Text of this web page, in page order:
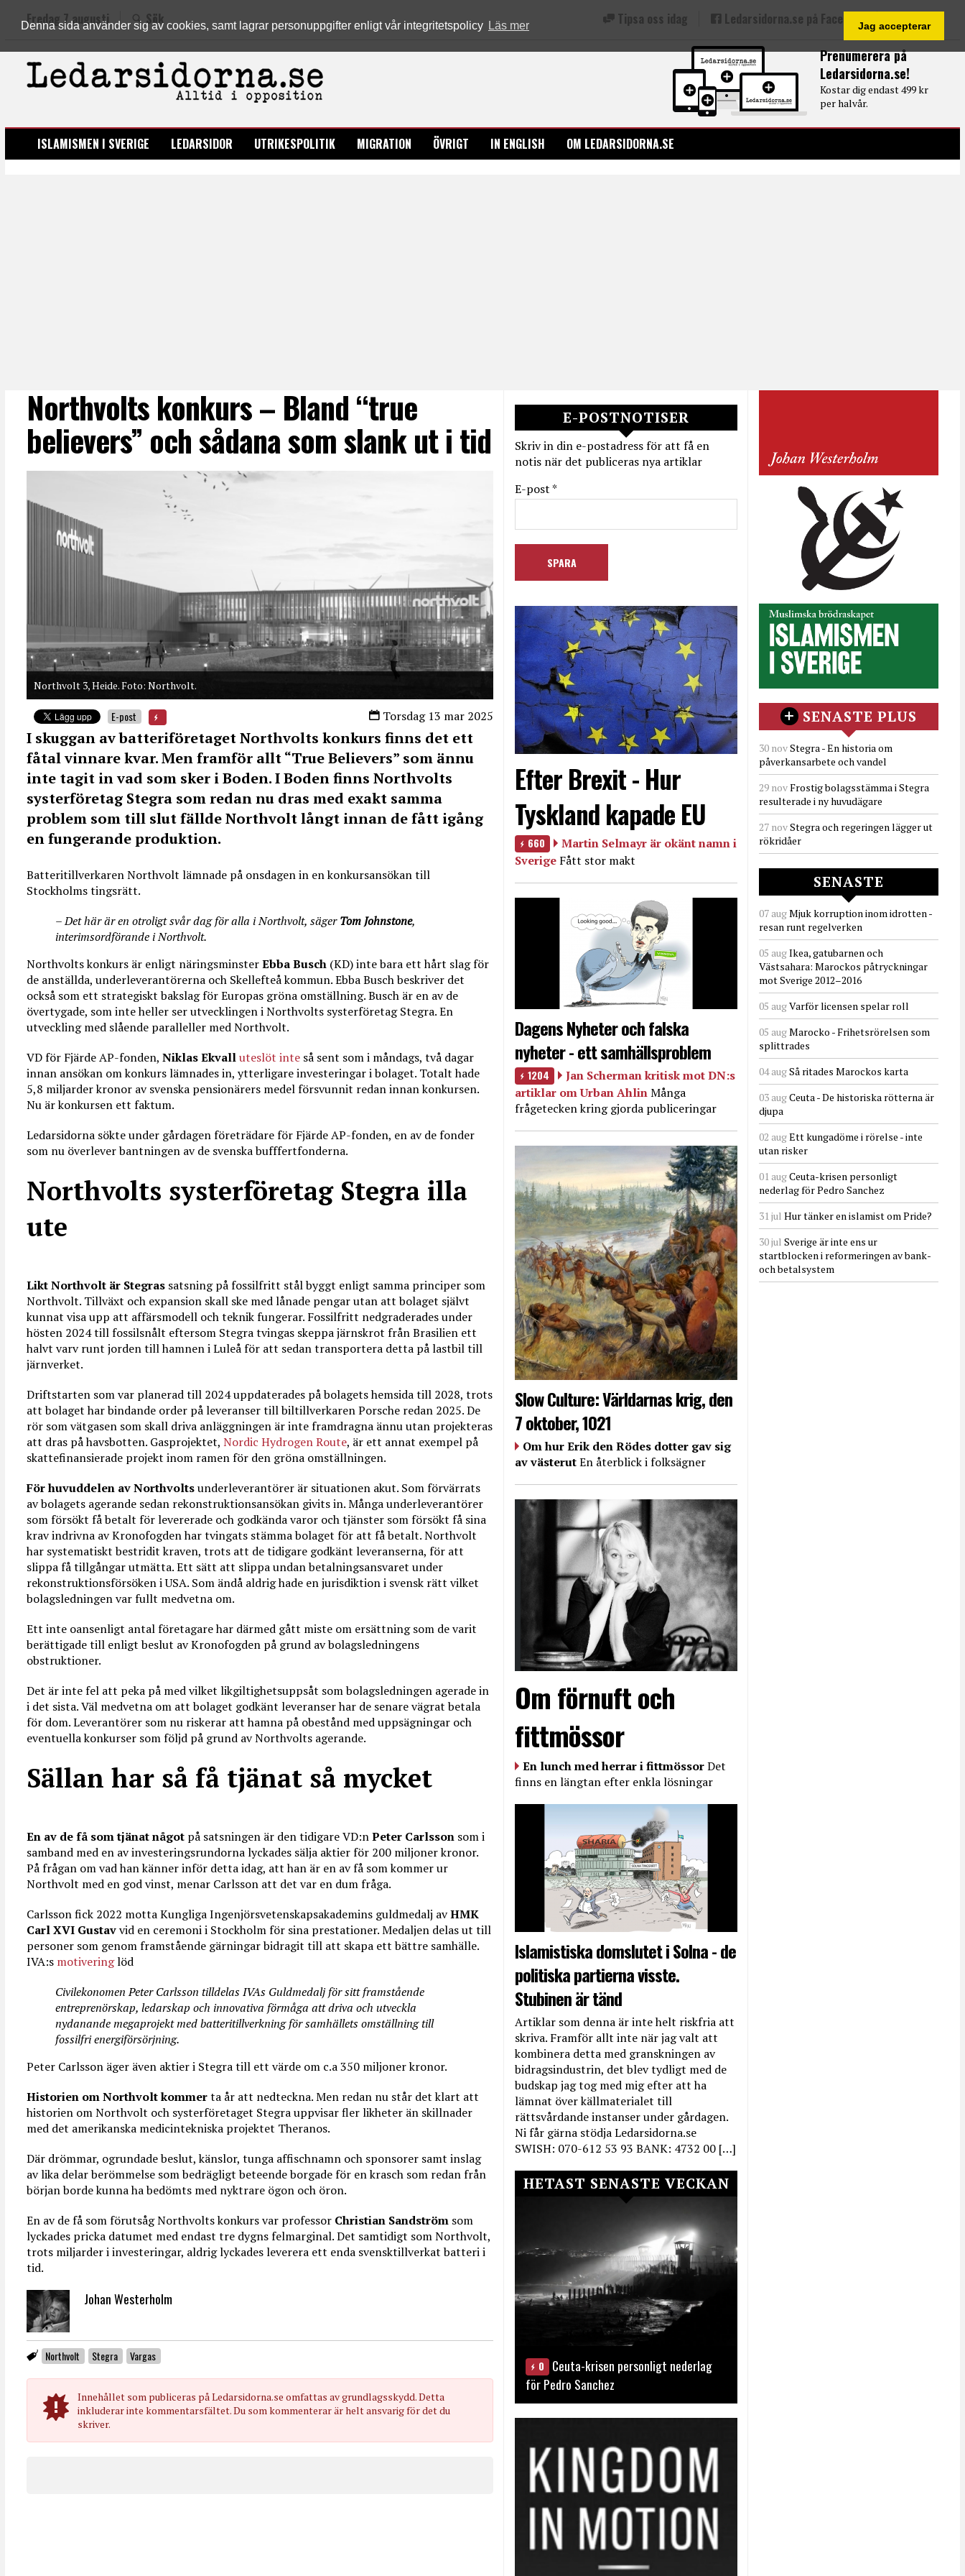
Denna sida använder sig av cookies, samt lagrar personuppgifter enligt vår integritetspolicy Läs mer Jag accepterar
Prenumerera på
Ledarsidorna.se!
Kostar dig endast 499 kr
per halvår.
Fredag 7 augusti Sök Tipsa oss idag Ledarsidorna.se på Facebook
LEDARSIDORNA.SE
ISLAMISMEN I SVERIGE LEDARSIDOR UTRIKESPOLITIK MIGRATION ÖVRIGT IN ENGLISH OM LEDARSIDORNA.SE
Northvolts konkurs – Bland “true
believers” och sådana som slank ut i tid
Northvolt 3, Heide. Foto: Northvolt.
Torsdag 13 mar 2025
E-post
I skuggan av batteriföretaget Northvolts konkurs finns det ett
fåtal vinnare kvar. Men framför allt “True Believers” som ännu
inte tagit in vad som sker i Boden. I Boden finns Northvolts
systerföretag Stegra som redan nu dras med exakt samma
problem som till slut fällde Northvolt långt innan de fått igång
en fungerande produktion.
Batteritillverkaren Northvolt lämnade på onsdagen in en konkursansökan till
Stockholms tingsrätt.
– Det här är en otroligt svår dag för alla i Northvolt, sägerTom Johnstone,
interimsordförande i Northvolt.
Northvolts konkurs är enligt näringsminsterEbba Busch (KD) inte bara ett hårt slag för
de anställda, underleverantörerna och Skellefteå kommun. Ebba Busch beskriver det
också som ett strategiskt bakslag för Europas gröna omställning. Busch är en av de
övertygade, som inte heller ser utvecklingen i Northvolts systerföretag Stegra. En
utveckling med slående paralleller med Northvolt.
VD för Fjärde AP-fonden, Niklas Ekvalluteslöt inte så sent som i måndags, två dagar
innan ansökan om konkurs lämnades in, ytterligare investeringar i bolaget. Totalt hade
5,8 miljarder kronor av svenska pensionärers medel försvunnit redan innan konkursen.
Nu är konkursen ett faktum.
Ledarsidorna sökte under gårdagen företrädare för Fjärde AP-fonden, en av de fonder
som nu överlever bantningen av de svenska bufffertfonderna.
Northvolts systerföretag Stegra illa
ute
Likt Northvolt är Stegras satsning på fossilfritt stål byggt enligt samma principer som
Northvolt. Tillväxt och expansion skall ske med lånade pengar utan att bolaget självt
kunnat visa upp att affärsmodell och teknik fungerar. Fossilfritt nedgraderades under
hösten 2024 till fossilsnålt eftersom Stegra tvingas skeppa järnskrot från Brasilien ett
halvt varv runt jorden till hamnen i Luleå för att sedan transportera detta på lastbil till
järnverket.
Driftstarten som var planerad till 2024 uppdaterades på bolagets hemsida till 2028, trots
att bolaget har bindande order på leveranser till biltillverkaren Porsche redan 2025. De
rör som vätgasen som skall driva anläggningen är inte framdragna ännu utan projekteras
att dras på havsbotten. Gasprojektet, Nordic Hydrogen Route, är ett annat exempel på
skattefinansierade projekt inom ramen för den gröna omställningen.
För huvuddelen av Northvoltsunderleverantörer är situationen akut. Som förvärrats
av bolagets agerande sedan rekonstruktionsansökan givits in. Många underleverantörer
som försökt få betalt för levererade och godkända varor och tjänster som försökt få sina
krav indrivna av Kronofogden har tvingats stämma bolaget för att få betalt. Northvolt
har systematiskt bestridit kraven, trots att de tidigare godkänt leveranserna, för att
slippa få tillgångar utmätta. Ett sätt att slippa undan betalningsansvaret under
rekonstruktionsförsöken i USA. Som ändå aldrig hade en jurisdiktion i svensk rätt vilket
bolagsledningen var fullt medvetna om.
Ett inte oansenligt antal företagare har därmed gått miste om ersättning som de varit
berättigade till enligt beslut av Kronofogden på grund av bolagsledningens
obstruktioner.
Det är inte fel att peka på med vilket likgiltighetsuppsåt som bolagsledningen agerade in
i det sista. Väl medvetna om att bolaget godkänt leveranser har de senare vägrat betala
för dom. Leverantörer som nu riskerar att hamna på obestånd med uppsägningar och
eventuella konkurser som följd på grund av Northvolts agerande.
Sällan har så få tjänat så mycket
En av de få som tjänat något på satsningen är den tidigare VD:nPeter Carlsson som i
samband med en av investeringsrundorna lyckades sälja aktier för 200 miljoner kronor.
På frågan om vad han känner inför detta idag, att han är en av få som kommer ur
Northvolt med en god vinst, menar Carlsson att det var en dum fråga.
Carlsson fick 2022 motta Kungliga Ingenjörsvetenskapsakademins guldmedalj avHMK
Carl XVI Gustavvid en ceremoni i Stockholm för sina prestationer. Medaljen delas ut till
personer som genom framstående gärningar bidragit till att skapa ett bättre samhälle.
IVA:s motiveringlöd
Civilekonomen Peter Carlsson tilldelas IVAs Guldmedalj för sitt framstående
entreprenörskap, ledarskap och innovativa förmåga att driva och utveckla
nydanande megaprojekt med batteritillverkning för samhällets omställning till
fossilfri energiförsörjning.
Peter Carlsson äger även aktier i Stegra till ett värde om c.a 350 miljoner kronor.
Historien om Northvolt kommerta år att nedteckna. Men redan nu står det klart att
historien om Northvolt och systerföretaget Stegra uppvisar fler likheter än skillnader
med det amerikanska medicintekniska projektet Theranos.
Där drömmar, ogrundade beslut, känslor, tunga affischnamn och sponsorer samt inslag
av lika delar berömmelse som bedrägligt beteende borgade för en krasch som redan från
början borde kunna ha bedömts med nyktrare ögon och öron.
En av de få som förutsåg Northvolts konkurs var professor Christian Sandström som
lyckades pricka datumet med endast tre dygns felmarginal. Det samtidigt som Northvolt,
trots miljarder i investeringar, aldrig lyckades leverera ett enda svensktillverkat batteri i
tid.
Johan Westerholm
Northvolt Stegra Vargas
Innehållet som publiceras på Ledarsidorna.se omfattas av grundlagsskydd. Detta
inkluderar inte kommentarsfältet. Du som kommenterar är helt ansvarig för det du
skriver.
E-POSTNOTISER
Skriv in din e-postadress för att få en
notis när det publiceras nya artiklar
E-post *
Efter Brexit - Hur
Tyskland kapade EU
660
Martin Selmayr är okänt namn i
Sverige Fått stor makt
Dagens Nyheter och falska
nyheter - ett samhällsproblem
1204
Jan Scherman kritisk mot DN:s
artiklar om Urban AhlinMånga
frågetecken kring gjorda publiceringar
Slow Culture: Världarnas krig, den
7 oktober, 1021
Om hur Erik den Rödes dotter gav sig
av västerutEn återblick i folksägner
Om förnuft och
fittmössor
En lunch med herrar i fittmössorDet
finns en längtan efter enkla lösningar
Islamistiska domslutet i Solna - de
politiska partierna visste.
Stubinen är tänd
Artiklar som denna är inte helt riskfria att
skriva. Framför allt inte när jag valt att
kombinera detta med granskningen av
bidragsindustrin, det blev tydligt med de
budskap jag tog med mig efter att ha
lämnat över källmaterialet till
rättsvårdande instanser under gårdagen.
Ni får gärna stödja Ledarsidorna.se
SWISH: 070-612 53 93 BANK: 4732 00 […]
HETAST SENASTE VECKAN
0
Ceuta-krisen personligt nederlag
för Pedro Sanchez
SENASTE PLUS
30 novStegra - En historia om
påverkansarbete och vandel
29 novFrostig bolagsstämma i Stegra
resulterade i ny huvudägare
27 novStegra och regeringen lägger ut
rökridåer
SENASTE
07 augMjuk korruption inom idrotten -
resan runt regelverken
05 augIkea, gatubarnen och
Västsahara: Marockos påtryckningar
mot Sverige 2012–2016
05 augVarför licensen spelar roll
05 augMarocko - Frihetsrörelsen som
splittrades
04 augSå ritades Marockos karta
03 augCeuta - De historiska rötterna är
djupa
02 augEtt kungadöme i rörelse - inte
utan risker
01 augCeuta-krisen personligt
nederlag för Pedro Sanchez
31 jul Hur tänker en islamist om Pride?
30 jul Sverige är inte ens ur
startblocken i reformeringen av bank-
och betalsystem